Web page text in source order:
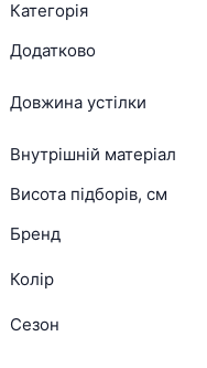
Категорія
Додатково
Довжина устілки
Внутрішній матеріал
Висота підборів, см
Бренд
Колір
Сезон